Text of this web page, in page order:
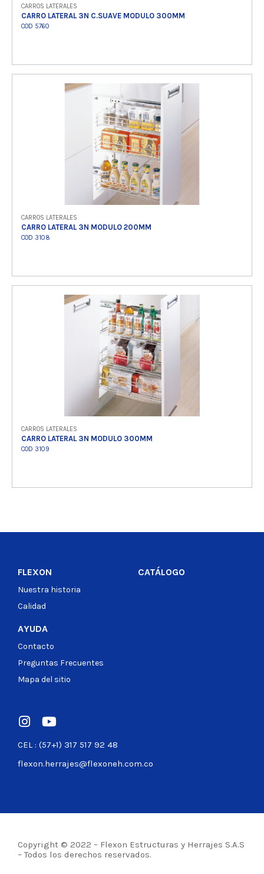
CARROS LATERALES
CARRO LATERAL 3N C.SUAVE MODULO 300MM
COD 5760
Ver producto
CARROS LATERALES
CARRO LATERAL 3N MODULO 200MM
COD 3108
Ver producto
CARROS LATERALES
CARRO LATERAL 3N MODULO 300MM
COD 3109
CEL : (57+1) 317 517 92 48
flexon.herrajes@flexoneh.com.co
FLEXON
Nuestra historia
Calidad
CATÁLOGO
AYUDA
Contacto
Preguntas Frecuentes
Mapa del sitio
Copyright © 2022 – Flexon Estructuras y Herrajes S.A.S
– Todos los derechos reservados.